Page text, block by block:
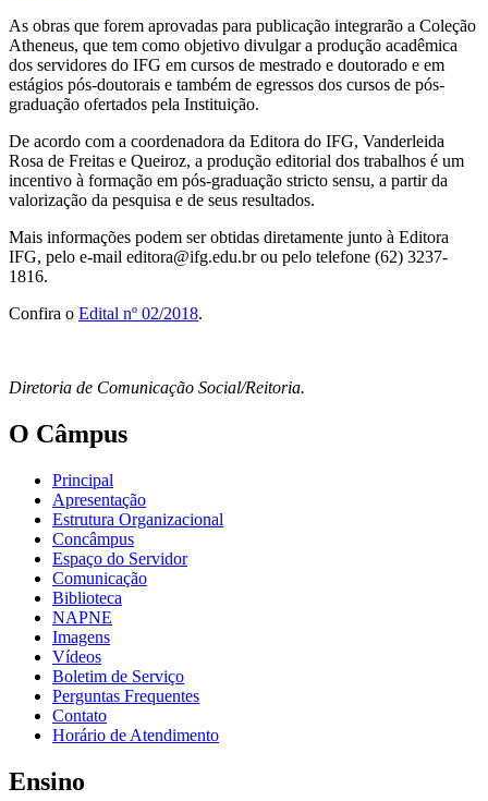
As obras que forem aprovadas para publicação integrarão a Coleção
Atheneus, que tem como objetivo divulgar a produção acadêmica
dos servidores do IFG em cursos de mestrado e doutorado e em
estágios pós-doutorais e também de egressos dos cursos de pós-
graduação ofertados pela Instituição.
De acordo com a coordenadora da Editora do IFG, Vanderleida
Rosa de Freitas e Queiroz, a produção editorial dos trabalhos é um
incentivo à formação em pós-graduação stricto sensu, a partir da
valorização da pesquisa e de seus resultados.
Mais informações podem ser obtidas diretamente junto à Editora
IFG, pelo e-mail editora@ifg.edu.br ou pelo telefone (62) 3237-
1816.
Confira o Edital nº 02/2018.
Diretoria de Comunicação Social/Reitoria.
O Câmpus
Principal
Apresentação
Estrutura Organizacional
Concâmpus
Espaço do Servidor
Comunicação
Biblioteca
NAPNE
Imagens
Vídeos
Boletim de Serviço
Perguntas Frequentes
Contato
Horário de Atendimento
Ensino